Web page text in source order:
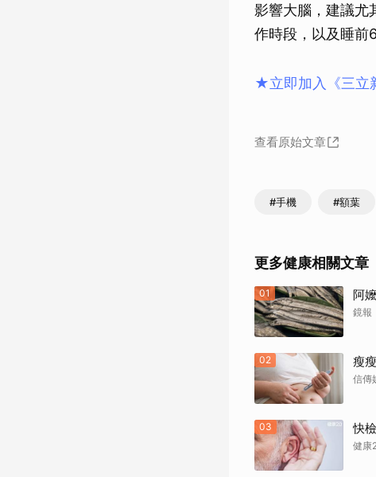
影響大腦，建議尤
作時段，以及睡前
★立即加入《三立
查看原始文章
#手機 #額葉
更多健康相關文章
01 阿
鏡報
02 瘦
信傳
03 快
健康